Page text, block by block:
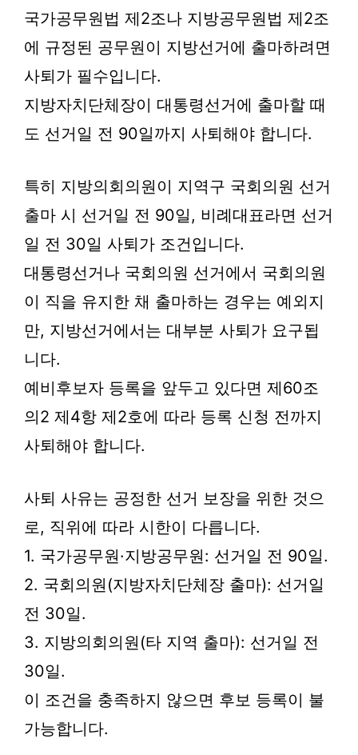
국가공무원법 제2조나 지방공무원법 제2조
에 규정된 공무원이 지방선거에 출마하려면
사퇴가 필수입니다.
지방자치단체장이 대통령선거에 출마할 때
도 선거일 전 90일까지 사퇴해야 합니다.
특히 지방의회의원이 지역구 국회의원 선거
출마 시 선거일 전 90일, 비례대표라면 선거
일 전 30일 사퇴가 조건입니다.
대통령선거나 국회의원 선거에서 국회의원
이 직을 유지한 채 출마하는 경우는 예외지
만, 지방선거에서는 대부분 사퇴가 요구됩
니다.
예비후보자 등록을 앞두고 있다면 제60조
의2 제4항 제2호에 따라 등록 신청 전까지
사퇴해야 합니다.
사퇴 사유는 공정한 선거 보장을 위한 것으
로, 직위에 따라 시한이 다릅니다.
1. 국가공무원·지방공무원: 선거일 전 90일.
2. 국회의원(지방자치단체장 출마): 선거일
전 30일.
3. 지방의회의원(타 지역 출마): 선거일 전
30일.
이 조건을 충족하지 않으면 후보 등록이 불
가능합니다.